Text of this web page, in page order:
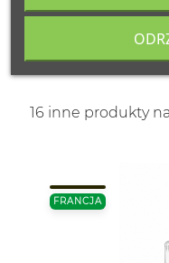
16 inne produkty
FRANCJA